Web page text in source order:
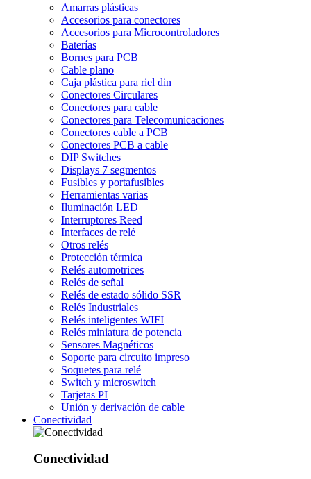
Amarras plásticas
Accesorios para conectores
Accesorios para Microcontroladores
Baterías
Bornes para PCB
Cable plano
Caja plástica para riel din
Conectores Circulares
Conectores para cable
Conectores para Telecomunicaciones
Conectores cable a PCB
Conectores PCB a cable
DIP Switches
Displays 7 segmentos
Fusibles y portafusibles
Herramientas varias
Iluminación LED
Interruptores Reed
Interfaces de relé
Otros relés
Protección térmica
Relés automotrices
Relés de señal
Relés de estado sólido SSR
Relés Industriales
Relés inteligentes WIFI
Relés miniatura de potencia
Sensores Magnéticos
Soporte para circuito impreso
Soquetes para relé
Switch y microswitch
Tarjetas PI
Unión y derivación de cable
Conectividad
Conectividad